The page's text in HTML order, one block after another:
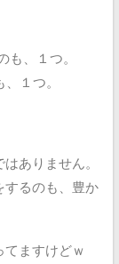
、１つ。
１つ。
ありません。
するのも、豊か
てますけどｗ